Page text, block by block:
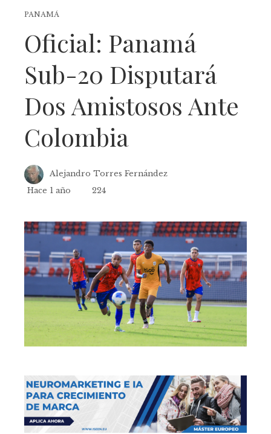
PANAMÁ
Oficial: Panamá
Sub-20 Disputará
Dos Amistosos Ante
Colombia
Alejandro Torres Fernández
Hace 1 año
224